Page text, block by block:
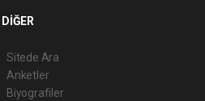
DİĞER
Sitede Ara
Anketler
Biyografiler